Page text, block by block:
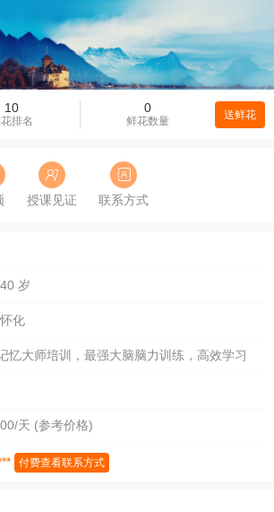
10
排名
0
鲜花数量 送鲜花
授课见证 联系方式
岁
化
忆大师培训，最强大脑脑力训练，高效学习
天 (参考价格)
付费查看联系方式